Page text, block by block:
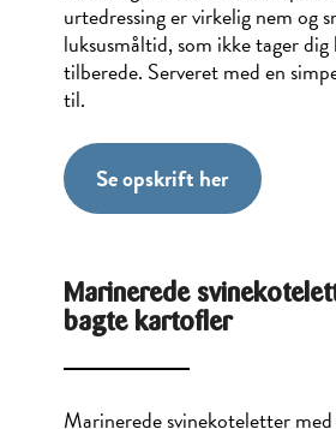
urtedressing er virkelig nem og
luksusmåltid, som ikke tager
tilberede. Serveret med en
til.
Se opskrift her
Marinerede
bagte kartofler
Marinerede svinekoteletter